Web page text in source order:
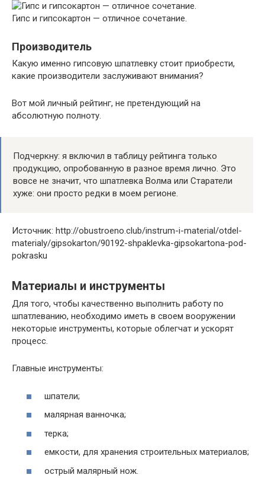
Гипс и гипсокартон — отличное сочетание.
Производитель
Какую именно гипсовую шпатлевку стоит приобрести,
какие производители заслуживают внимания?
Вот мой личный рейтинг, не претендующий на
абсолютную полноту.
Подчеркну: я включил в таблицу рейтинга только
продукцию, опробованную в разное время лично. Это
вовсе не значит, что шпатлевка Волма или Старатели
хуже: они просто редки в моем регионе.
Источник: http://obustroeno.club/instrum-i-material/otdel-
materialy/gipsokarton/90192-shpaklevka-gipsokartona-pod-
pokrasku
Материалы и инструменты
Для того, чтобы качественно выполнить работу по
шпатлеванию, необходимо иметь в своем вооружении
некоторые инструменты, которые облегчат и ускорят
процесс.
Главные инструменты:
шпатели;
малярная ванночка;
терка;
емкости, для хранения строительных материалов;
острый малярный нож.